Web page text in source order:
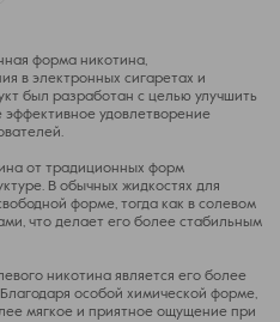
форма никотина,
в электронных сигаретах и
был разработан с целью улучшить
удовлетворение
от традиционных форм
В обычных жидкостях для
форме, тогда как в солевом
что делает его более стабильным
никотина является его более
особой химической форме,
мягкое и приятное ощущение при